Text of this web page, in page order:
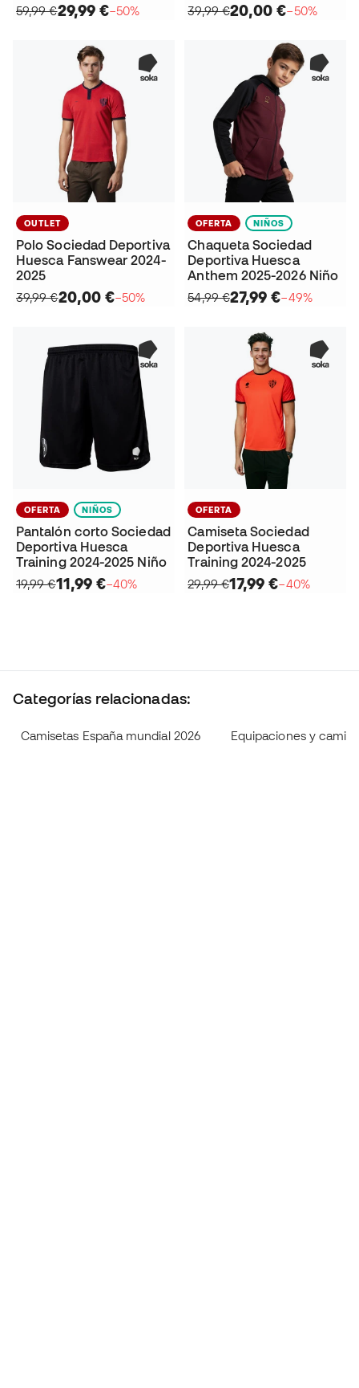
59,99 €29,99 €−50%
39,99 €20,00 €−50%
OUTLET
Polo Sociedad Deportiva
Huesca Fanswear 2024-
2025
39,99 €20,00 €−50%
OFERTA NIÑOS
Chaqueta Sociedad
Deportiva Huesca
Anthem 2025-2026 Niño
54,99 €27,99 €−49%
OFERTA NIÑOS
Pantalón corto Sociedad
Deportiva Huesca
Training 2024-2025 Niño
19,99 €11,99 €−40%
OFERTA
Camiseta Sociedad
Deportiva Huesca
Training 2024-2025
29,99 €17,99 €−40%
Categorías relacionadas:
Camisetas España mundial 2026 Equipaciones y